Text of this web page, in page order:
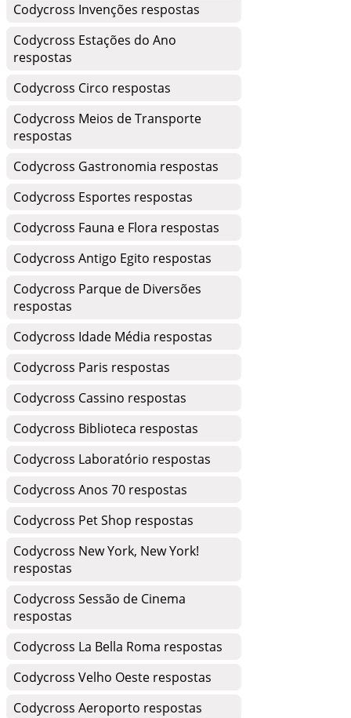
Codycross Invenções respostas
Codycross Estações do Ano
respostas
Codycross Circo respostas
Codycross Meios de Transporte
respostas
Codycross Gastronomia respostas
Codycross Esportes respostas
Codycross Fauna e Flora respostas
Codycross Antigo Egito respostas
Codycross Parque de Diversões
respostas
Codycross Idade Média respostas
Codycross Paris respostas
Codycross Cassino respostas
Codycross Biblioteca respostas
Codycross Laboratório respostas
Codycross Anos 70 respostas
Codycross Pet Shop respostas
Codycross New York, New York!
respostas
Codycross Sessão de Cinema
respostas
Codycross La Bella Roma respostas
Codycross Velho Oeste respostas
Codycross Aeroporto respostas